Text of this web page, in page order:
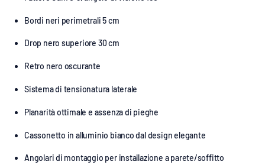
Bordi neri perimetrali 5 cm
Drop nero superiore 30 cm
Retro nero oscurante
Sistema di tensionatura laterale
Planarità ottimale e assenza di pieghe
Cassonetto in alluminio bianco dal design elegante
Angolari di montaggio per installazione a parete/soffitto